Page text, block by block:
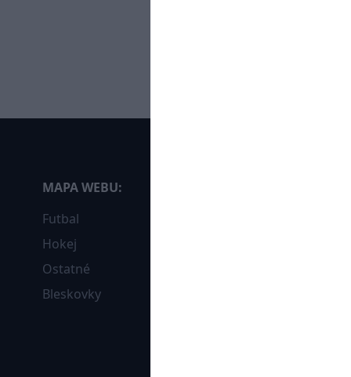
MAPA WEBU:
Futbal
Hokej
Ostatné
Bleskovky